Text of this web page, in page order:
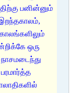
பனின்னும்
ஒரு
நாசமடைந்து